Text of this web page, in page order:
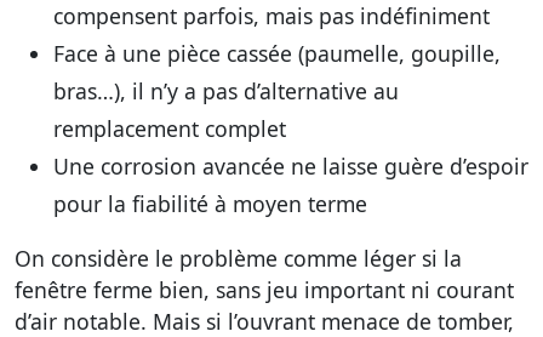
compensent parfois, mais pas indéfiniment
Face à une pièce cassée (paumelle, goupille,
bras…), il n’y a pas d’alternative au
remplacement complet
Une corrosion avancée ne laisse guère d’espoir
pour la fiabilité à moyen terme
On considère le problème comme léger si la
fenêtre ferme bien, sans jeu important ni courant
d’air notable. Mais si l’ouvrant menace de tomber,